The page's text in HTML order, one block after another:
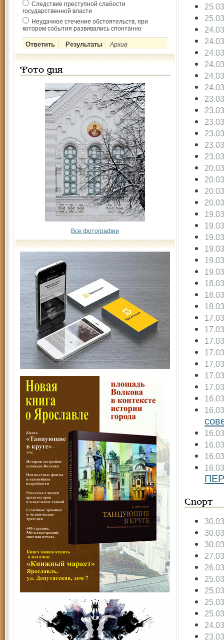
Следствие преступной слабости
государственной власти
Неудачное стечение обстоятельств, при
котором события развивались спонтанно
Архив
Фото дня
Все фотографии
Спорт